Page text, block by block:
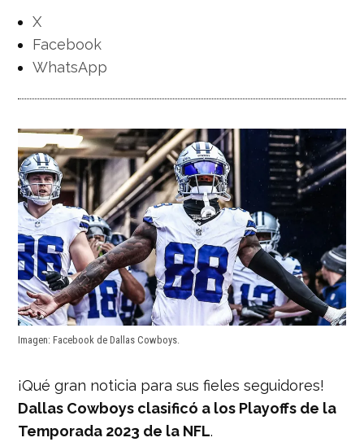
X
Facebook
WhatsApp
Imagen: Facebook de Dallas Cowboys.
¡Qué gran noticia para sus fieles seguidores!
Dallas Cowboys clasificó a los Playoffs de la
Temporada 2023 de la NFL.